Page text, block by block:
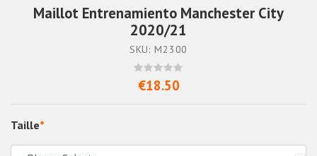
Maillot Entrenamiento Manchester City
2020/21
SKU: M2300
€18.50
Taille*